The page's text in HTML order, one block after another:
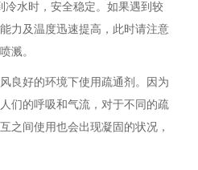
水时，安全稳定。如果遇到较
力及温度迅速提高，此时请注意
溅。
好的环境下使用疏通剂。因为
们的呼吸和气流，对于不同的疏
之间使用也会出现凝固的状况，